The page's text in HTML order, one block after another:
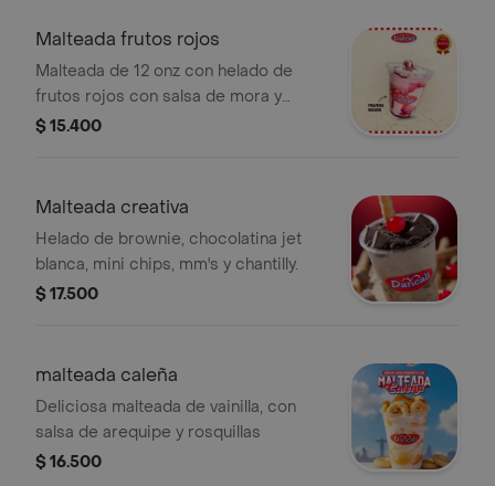
Malteada frutos rojos
Malteada de 12 onz con helado de
frutos rojos con salsa de mora y
crema chantilly
$ 15.400
Malteada creativa
Helado de brownie, chocolatina jet
blanca, mini chips, mm's y chantilly.
$ 17.500
malteada caleña
Deliciosa malteada de vainilla, con
salsa de arequipe y rosquillas
$ 16.500